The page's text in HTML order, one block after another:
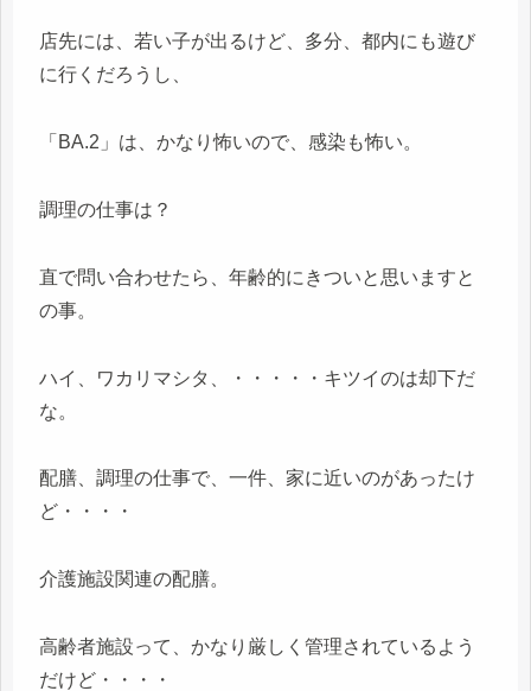
店先には、若い子が出るけど、多分、都内にも遊び
に行くだろうし、
「BA.2」は、かなり怖いので、感染も怖い。
調理の仕事は？
直で問い合わせたら、年齢的にきついと思いますと
の事。
ハイ、ワカリマシタ、・・・・・キツイのは却下だ
な。
配膳、調理の仕事で、一件、家に近いのがあったけ
ど・・・・
介護施設関連の配膳。
高齢者施設って、かなり厳しく管理されているよう
だけど・・・・